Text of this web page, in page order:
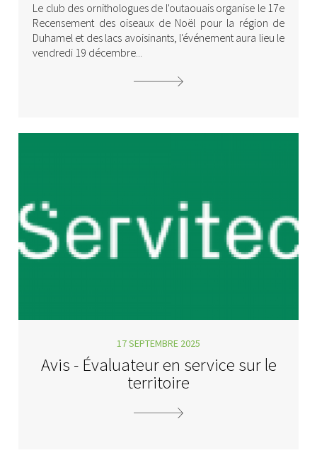
Le club des ornithologues de l'outaouais organise le 17e
Recensement des oiseaux de Noël pour la région de
Duhamel et des lacs avoisinants, l'événement aura lieu le
vendredi 19 décembre...
17 SEPTEMBRE 2025
Avis - Évaluateur en service sur le
territoire